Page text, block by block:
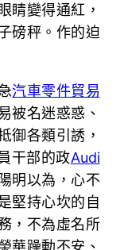
睛變得通紅，
磅秤。作的迫
汽車零件貿易
被名迷惑惑、
御各類引誘，
干部的政Audi
明以為，心不
堅持心坎的自
，不為虛名所
華躁動不安、